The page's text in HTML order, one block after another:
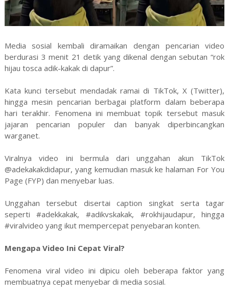
Media sosial kembali diramaikan dengan pencarian video
berdurasi 3 menit 21 detik yang dikenal dengan sebutan “rok
hijau tosca adik-kakak di dapur”.
Kata kunci tersebut mendadak ramai di TikTok, X (Twitter),
hingga mesin pencarian berbagai platform dalam beberapa
hari terakhir. Fenomena ini membuat topik tersebut masuk
jajaran pencarian populer dan banyak diperbincangkan
warganet.
Viralnya video ini bermula dari unggahan akun TikTok
@adekakakdidapur, yang kemudian masuk ke halaman For You
Page (FYP) dan menyebar luas.
Unggahan tersebut disertai caption singkat serta tagar
seperti #adekkakak, #adikvskakak, #rokhijaudapur, hingga
#viralvideo yang ikut mempercepat penyebaran konten.
Mengapa Video Ini Cepat Viral?
Fenomena viral video ini dipicu oleh beberapa faktor yang
membuatnya cepat menyebar di media sosial.